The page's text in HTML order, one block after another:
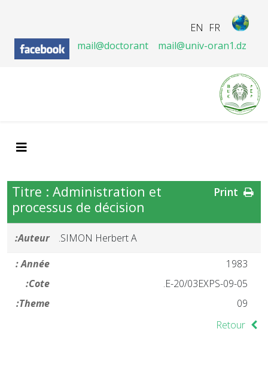
FR
EN
mail@doctorant
mail@univ-oran1.dz
Titre : Administration et
processus de décision
Auteur:
SIMON Herbert A.
Année :
1983
Cote:
09-05-E-20/03EXPS.
Theme:
09
Retour